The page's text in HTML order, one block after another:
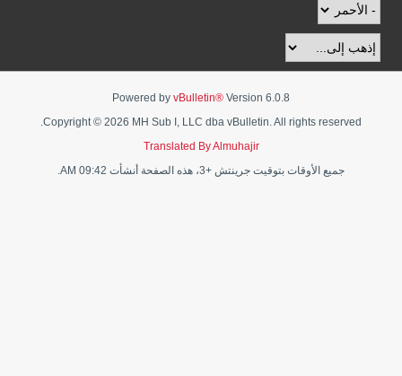
Powered by vBulletin® Version 6.0.8
Copyright © 2026 MH Sub I, LLC dba vBulletin. All rights reserved.
Translated By Almuhajir
جميع الأوقات بتوقيت جرينتش +3، هذه الصفحة أنشأت 09:42 AM.